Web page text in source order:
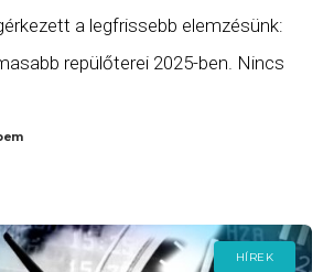
a legfrissebb elemzésünk:
repülőterei 2025-ben. Nincs
repülőtere! A Wikipedia,
HÍREK